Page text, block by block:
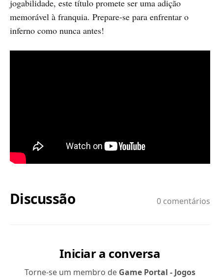
jogabilidade, este título promete ser uma adição
memorável à franquia. Prepare-se para enfrentar o
inferno como nunca antes! ​